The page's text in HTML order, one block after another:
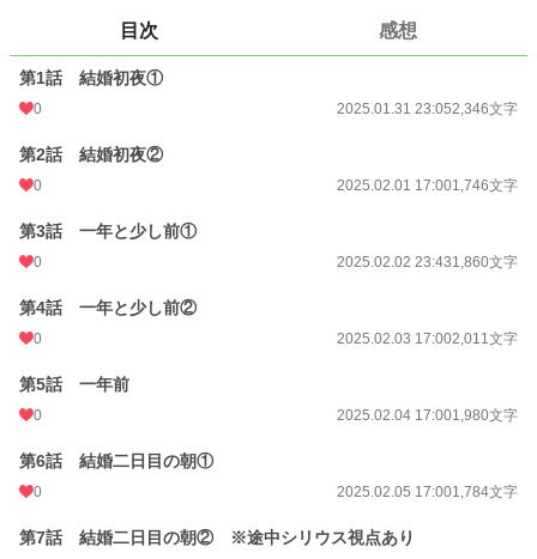
更新日時
2025.01.31 23:05
週間ポイント
月間ポイント 63 pt (74,923 位)
年間ポイント
累計ポイント 6,171 pt (117,093 位)
目次 感想
第1話 結婚初夜①
0 2025.01.31 23:052,346文字
第2話 結婚初夜②
0 2025.02.01 17:001,746文字
第3話 一年と少し前①
0 2025.02.02 23:431,860文字
第4話 一年と少し前②
0 2025.02.03 17:002,011文字
第5話 一年前
0 2025.02.04 17:001,980文字
第6話 結婚二日目の朝①
0 2025.02.05 17:001,784文字
第7話 結婚二日目の朝② ※途中シリウス視点あり